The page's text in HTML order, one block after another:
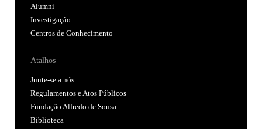
Alumni
Investigação
Centros de Conhecimento
Atalhos
Junte-se a nós
Regulamentos e Atos Públicos
Fundação Alfredo de Sousa
Biblioteca